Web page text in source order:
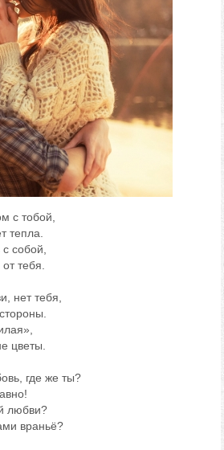
с тобой,
тепла.
собой,
тебя.
нет тебя,
цветы.
где же ты?
любви?
враньё?